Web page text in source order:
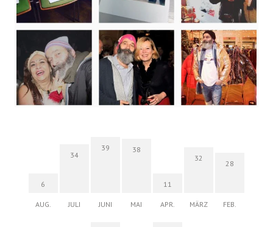
6
AUG.
34
JULI
39
JUNI
38
MAI
11
APR.
32
MÄRZ
28
FEB.